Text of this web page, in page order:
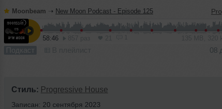
Moonbeam ➝ New Moon Podcast - Episode 125
58:46
Подкаст 08
Стиль: Progressive House
Записан: 20 сентября 2023